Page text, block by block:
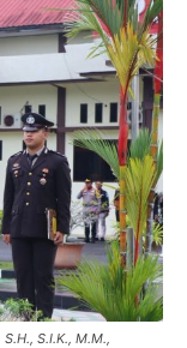
S.I.K., M.M.,